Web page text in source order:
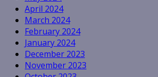
April 2024
March 2024
February 2024
January 2024
December 2023
November 2023